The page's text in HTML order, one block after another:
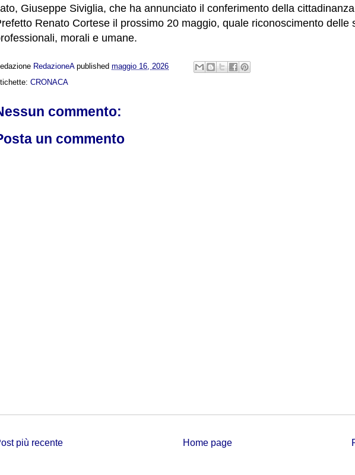
Giuseppe Siviglia, che ha annunciato il conferimento della
Renato Cortese il prossimo 20 maggio, quale riconoscimento delle
morali e umane.
RedazioneA published maggio 16, 2026
CRONACA
commento:
un commento
più recente Home page